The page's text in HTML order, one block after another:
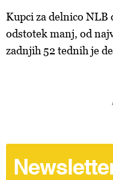
Kupci za delnico NLB
odstotek manj, od
zadnjih 52 tednih je